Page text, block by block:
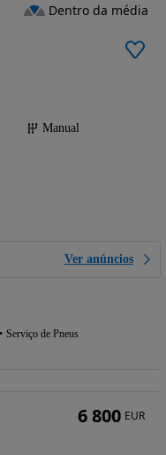
Manual
Ver anúncios
Serviço de Pneus
Dentro da média
6 800 EUR